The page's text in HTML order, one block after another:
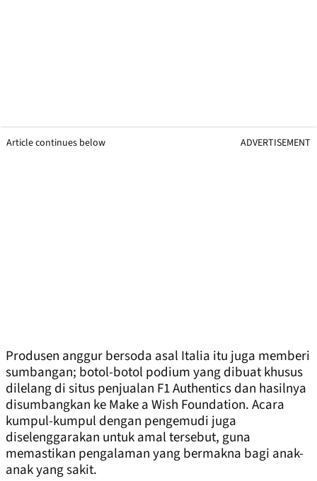
Article continues below ADVERTISEMENT
Produsen anggur bersoda asal Italia itu juga memberi
sumbangan; botol-botol podium yang dibuat khusus
dilelang di situs penjualan F1 Authentics dan hasilnya
disumbangkan ke Make a Wish Foundation. Acara
kumpul-kumpul dengan pengemudi juga
diselenggarakan untuk amal tersebut, guna
memastikan pengalaman yang bermakna bagi anak-
anak yang sakit.